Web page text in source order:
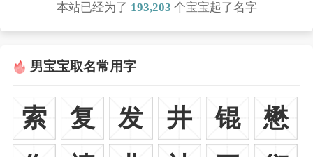
本站已经为了 193,203 个宝宝起了名字
男宝宝取名常用字
索 复 发 井 锟
懋